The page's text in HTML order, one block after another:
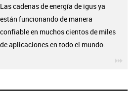
Las cadenas de energía de igus ya
están funcionando de manera
confiable en muchos cientos de miles
de aplicaciones en todo el mundo.